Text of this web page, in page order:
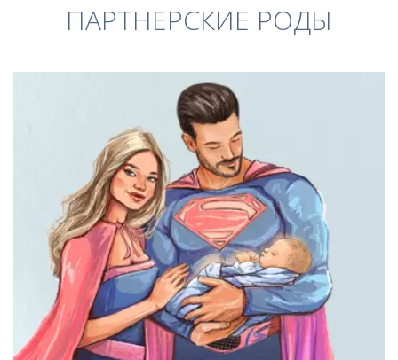
ПАРТНЕРСКИЕ РОДЫ